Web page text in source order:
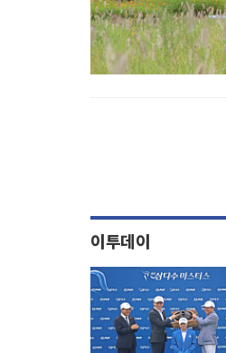
이투데이